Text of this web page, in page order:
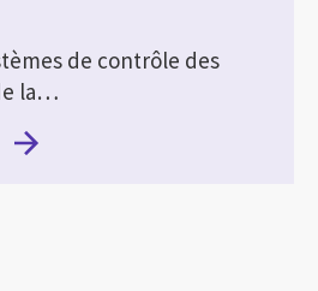
de contrôle des
la…